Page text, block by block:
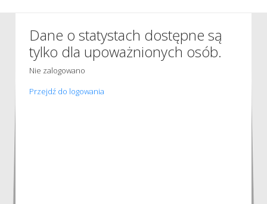
Dane o statystach dostępne są
tylko dla upoważnionych osób.
Nie zalogowano
Przejdź do logowania